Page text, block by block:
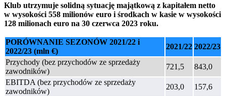
Klub utrzymuje solidną sytuację majątkową z kapitałem netto
w wysokości 558 milionów euro i środkach w kasie w wysokości
128 milionach euro na 30 czerwca 2023 roku.
PORÓWNANIE SEZONÓW 2021/22 i
2022/23 (mln €)
2021/22 2022/23
Przychody (bez przychodów ze sprzedaży
zawodników)
721,5
843,0
EBITDA (bez przychodów ze sprzedaży
zawodników)
203,0
157,6